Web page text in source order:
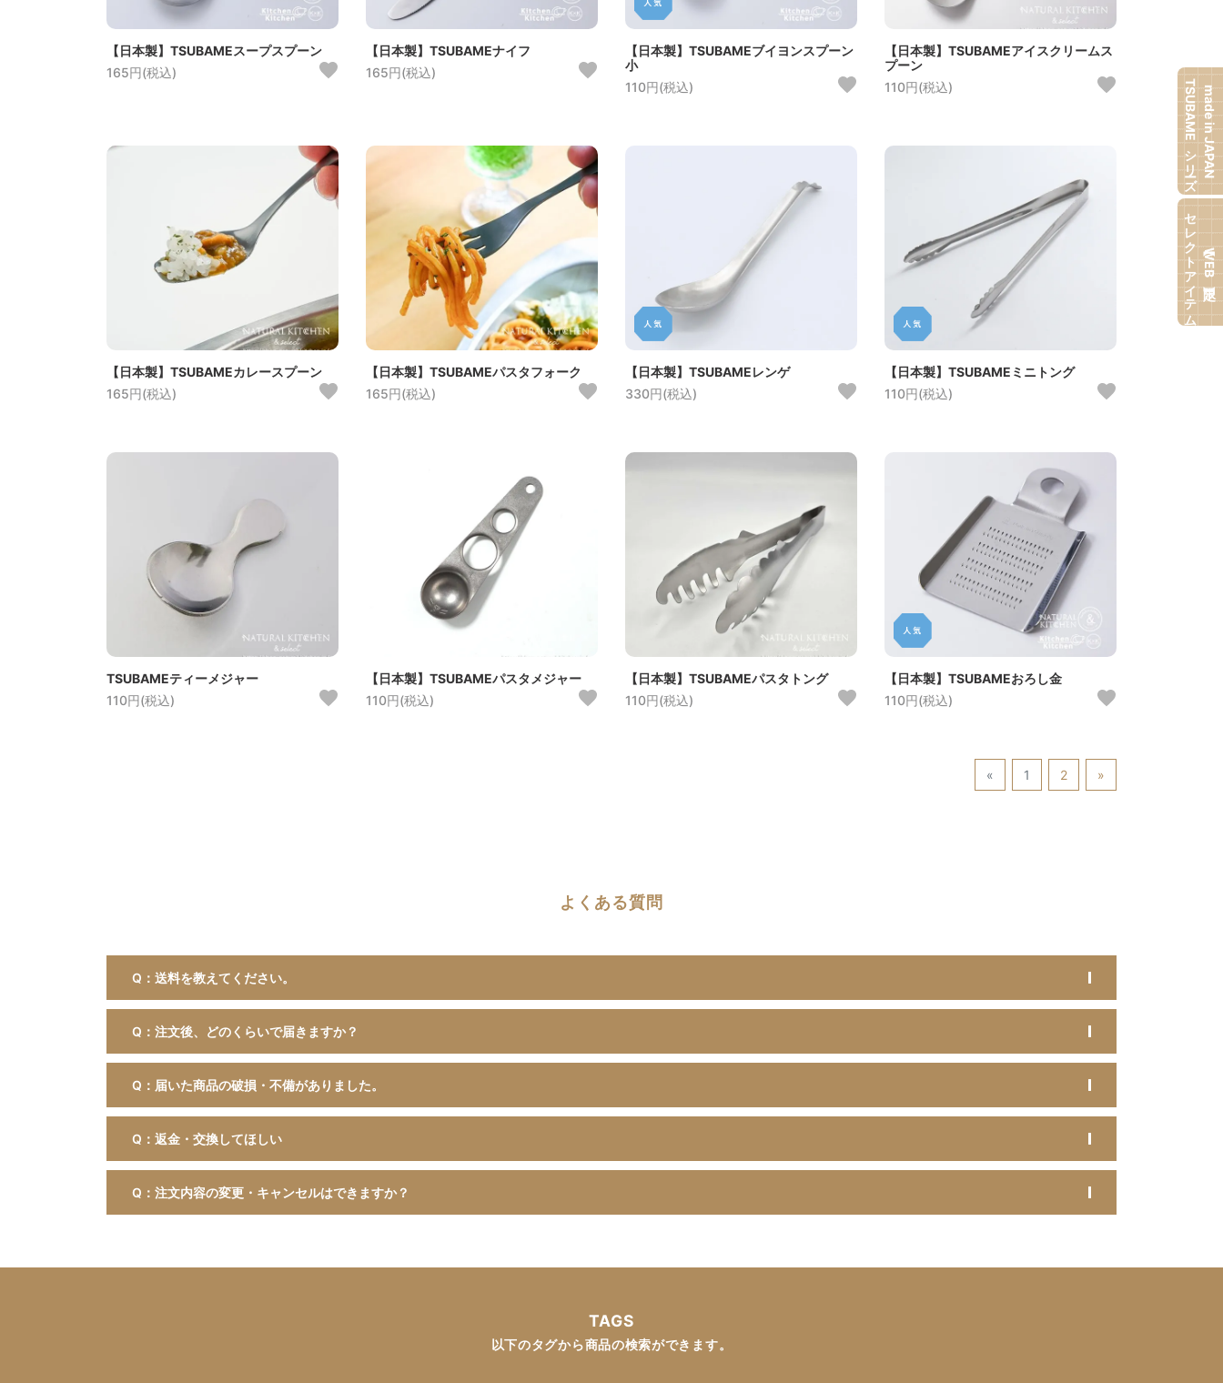
【日本製】TSUBAMEスープスプーン
165円(税込)
【日本製】TSUBAMEナイフ
165円(税込)
【日本製】TSUBAMEブイヨンスプーン
小
110円(税込)
【日本製】TSUBAMEアイスクリームス
プーン
110円(税込)
【日本製】TSUBAMEカレースプーン
165円(税込)
【日本製】TSUBAMEパスタフォーク
165円(税込)
【日本製】TSUBAMEレンゲ
330円(税込)
【日本製】TSUBAMEミニトング
110円(税込)
TSUBAMEティーメジャー
110円(税込)
【日本製】TSUBAMEパスタメジャー
110円(税込)
【日本製】TSUBAMEパスタトング
110円(税込)
【日本製】TSUBAMEおろし金
110円(税込)
« 1 2 »
よくある質問
Q：送料を教えてください。
Q：注文後、どのくらいで届きますか？
Q：届いた商品の破損・不備がありました。
Q：返金・交換してほしい
Q：注文内容の変更・キャンセルはできますか？
TAGS
以下のタグから商品の検索ができます。
made in JAPAN
TSUBAMEシリーズ
【WEB限定】
セレクトアイテム